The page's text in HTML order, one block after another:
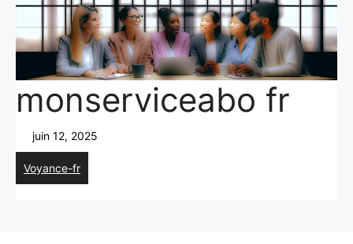
monserviceabo fr
juin 12, 2025
Voyance-fr